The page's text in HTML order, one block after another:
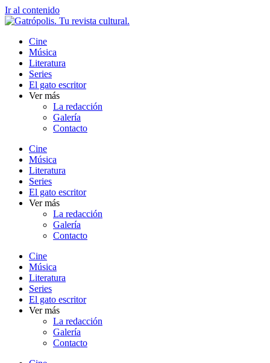
Ir al contenido
Cine
Música
Literatura
Series
El gato escritor
Ver más
La redacción
Galería
Contacto
Cine
Música
Literatura
Series
El gato escritor
Ver más
La redacción
Galería
Contacto
Cine
Música
Literatura
Series
El gato escritor
Ver más
La redacción
Galería
Contacto